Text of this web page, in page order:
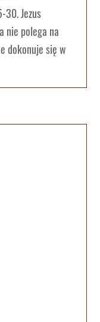
30. Jezus
nie polega na
dokonuje się w